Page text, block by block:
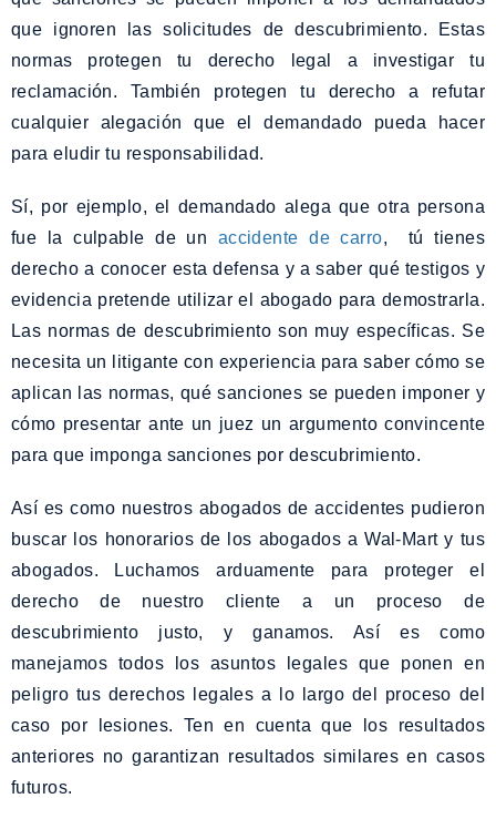
que ignoren las solicitudes de descubrimiento. Estas
normas protegen tu derecho legal a investigar tu
reclamación. También protegen tu derecho a refutar
cualquier alegación que el demandado pueda hacer
para eludir tu responsabilidad.
Sí, por ejemplo, el demandado alega que otra persona
fue la culpable de un accidente de carro, tú tienes
derecho a conocer esta defensa y a saber qué testigos y
evidencia pretende utilizar el abogado para demostrarla.
Las normas de descubrimiento son muy específicas. Se
necesita un litigante con experiencia para saber cómo se
aplican las normas, qué sanciones se pueden imponer y
cómo presentar ante un juez un argumento convincente
para que imponga sanciones por descubrimiento.
Así es como nuestros abogados de accidentes pudieron
buscar los honorarios de los abogados a Wal-Mart y tus
abogados. Luchamos arduamente para proteger el
derecho de nuestro cliente a un proceso de
descubrimiento justo, y ganamos. Así es como
manejamos todos los asuntos legales que ponen en
peligro tus derechos legales a lo largo del proceso del
caso por lesiones. Ten en cuenta que los resultados
anteriores no garantizan resultados similares en casos
futuros.